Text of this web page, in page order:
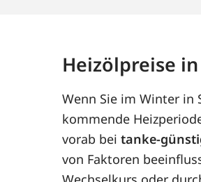
Heizölpreise
Wenn Sie im Winter in
kommende
vorab beitanke-
von Faktoren